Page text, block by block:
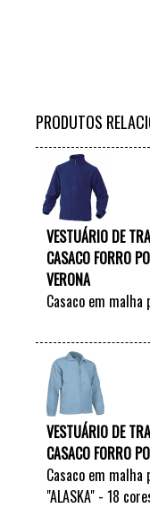
PRODUTOS
VESTUÁRIO DE
CASACO FORRO
VERONA
Casaco em malha
VESTUÁRIO DE
CASACO FORRO
Casaco em malha
"ALASKA" - 18